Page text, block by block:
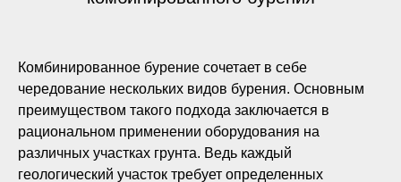
Комбинированное бурение сочетает в себе
чередование нескольких видов бурения. Основным
преимуществом такого подхода заключается в
рациональном применении оборудования на
различных участках грунта. Ведь каждый
геологический участок требует определенных